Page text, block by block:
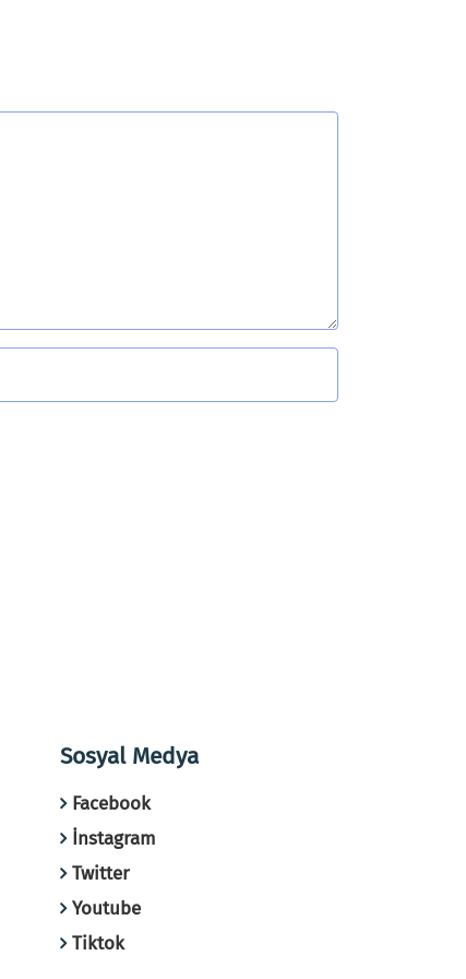
Sosyal Medya
Facebook
İnstagram
Twitter
Youtube
Tiktok